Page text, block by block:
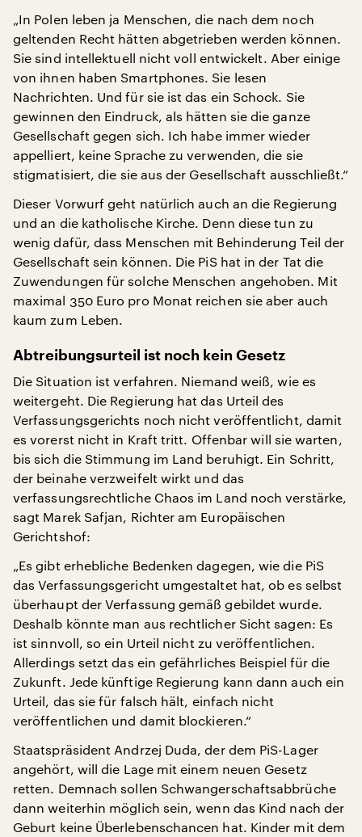
„In Polen leben ja Menschen, die nach dem noch
geltenden Recht hätten abgetrieben werden können.
Sie sind intellektuell nicht voll entwickelt. Aber einige
von ihnen haben Smartphones. Sie lesen
Nachrichten. Und für sie ist das ein Schock. Sie
gewinnen den Eindruck, als hätten sie die ganze
Gesellschaft gegen sich. Ich habe immer wieder
appelliert, keine Sprache zu verwenden, die sie
stigmatisiert, die sie aus der Gesellschaft ausschließt.“
Dieser Vorwurf geht natürlich auch an die Regierung
und an die katholische Kirche. Denn diese tun zu
wenig dafür, dass Menschen mit Behinderung Teil der
Gesellschaft sein können. Die PiS hat in der Tat die
Zuwendungen für solche Menschen angehoben. Mit
maximal 350 Euro pro Monat reichen sie aber auch
kaum zum Leben.
Abtreibungsurteil ist noch kein Gesetz
Die Situation ist verfahren. Niemand weiß, wie es
weitergeht. Die Regierung hat das Urteil des
Verfassungsgerichts noch nicht veröffentlicht, damit
es vorerst nicht in Kraft tritt. Offenbar will sie warten,
bis sich die Stimmung im Land beruhigt. Ein Schritt,
der beinahe verzweifelt wirkt und das
verfassungsrechtliche Chaos im Land noch verstärke,
sagt Marek Safjan, Richter am Europäischen
Gerichtshof:
„Es gibt erhebliche Bedenken dagegen, wie die PiS
das Verfassungsgericht umgestaltet hat, ob es selbst
überhaupt der Verfassung gemäß gebildet wurde.
Deshalb könnte man aus rechtlicher Sicht sagen: Es
ist sinnvoll, so ein Urteil nicht zu veröffentlichen.
Allerdings setzt das ein gefährliches Beispiel für die
Zukunft. Jede künftige Regierung kann dann auch ein
Urteil, das sie für falsch hält, einfach nicht
veröffentlichen und damit blockieren.“
Staatspräsident Andrzej Duda, der dem PiS-Lager
angehört, will die Lage mit einem neuen Gesetz
retten. Demnach sollen Schwangerschaftsabbrüche
dann weiterhin möglich sein, wenn das Kind nach der
Geburt keine Überlebenschancen hat. Kinder mit dem